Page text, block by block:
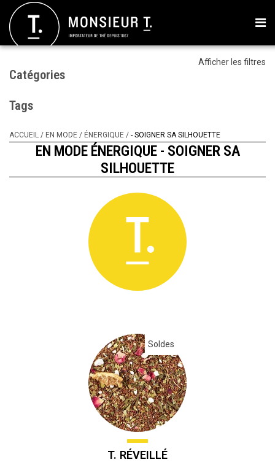
Afficher les filtres
Catégories
Tags
ACCUEIL / EN MODE / ÉNERGIQUE / - SOIGNER SA SILHOUETTE
EN MODE ÉNERGIQUE - SOIGNER SA
SILHOUETTE
Soldes
T. RÉVEILLÉ